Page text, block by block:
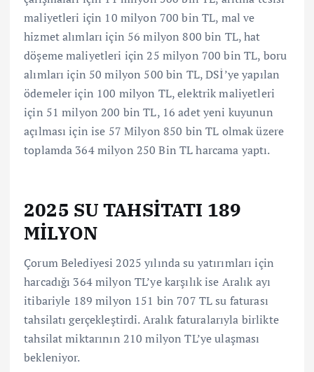
maliyetleri için 10 milyon 700 bin TL, mal ve
hizmet alımları için 56 milyon 800 bin TL, hat
döşeme maliyetleri için 25 milyon 700 bin TL, boru
alımları için 50 milyon 500 bin TL, DSİ’ye yapılan
ödemeler için 100 milyon TL, elektrik maliyetleri
için 51 milyon 200 bin TL, 16 adet yeni kuyunun
açılması için ise 57 Milyon 850 bin TL olmak üzere
toplamda 364 milyon 250 Bin TL harcama yaptı.
2025 SU TAHSİTATI 189
MİLYON
Çorum Belediyesi 2025 yılında su yatırımları için
harcadığı 364 milyon TL’ye karşılık ise Aralık ayı
itibariyle 189 milyon 151 bin 707 TL su faturası
tahsilatı gerçekleştirdi. Aralık faturalarıyla birlikte
tahsilat miktarının 210 milyon TL’ye ulaşması
bekleniyor.